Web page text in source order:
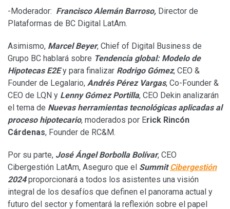
-Moderador: Francisco Alemán Barroso, Director de
Plataformas de BC Digital LatAm.
Asimismo, Marcel Beyer, Chief of Digital Business de
Grupo BC hablará sobre Tendencia global: Modelo de
Hipotecas E2Ey para finalizar Rodrigo Gómez, CEO &
Founder de Legalario, Andrés Pérez Vargas, Co-Founder &
CEO de LQN y Lenny Gómez Portilla, CEO Dekin analizarán
el tema de Nuevas herramientas tecnológicas aplicadas al
proceso hipotecario, moderados por Erick Rincón
Cárdenas, Founder de RC&M.
Por su parte, José Ángel Borbolla Bolívar, CEO
Cibergestión LatAm, Aseguro que el SummitCibergestión
2024proporcionará a todos los asistentes una visión
integral de los desafíos que definen el panorama actual y
futuro del sector y fomentará la reflexión sobre el papel